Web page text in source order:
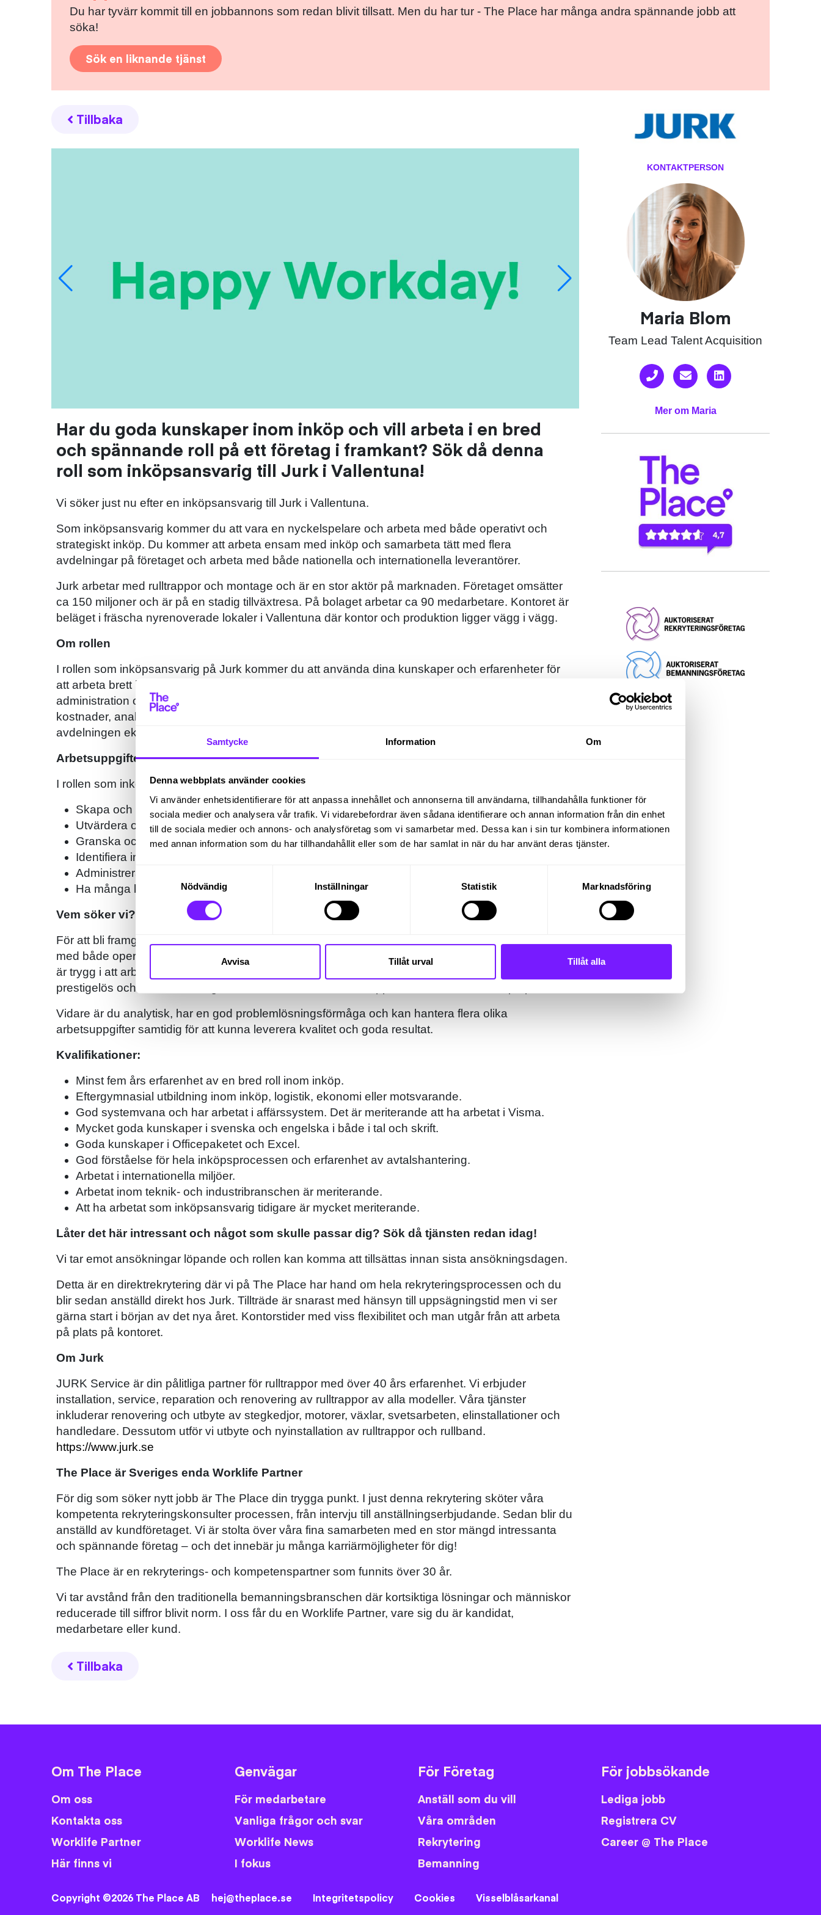
Samtycke Information Om
Denna webbplats använder cookies
Vi använder enhetsidentifierare för att anpassa innehållet och annonserna till användarna, tillhandahålla funktioner för
sociala medier och analysera vår trafik. Vi vidarebefordrar även sådana identifierare och annan information från din enhet
till de sociala medier och annons- och analysföretag som vi samarbetar med. Dessa kan i sin tur kombinera informationen
med annan information som du har tillhandahållit eller som de har samlat in när du har använt deras tjänster.
Nödvändig
Inställningar Statistik Marknadsföring
Avvisa Tillåt urval Tillåt alla
Du har tyvärr kommit till en jobbannons som redan blivit tillsatt. Men du har tur - The Place har många andra spännande jobb att
söka!
Sök en liknande tjänst
Tillbaka
Har du goda kunskaper inom inköp och vill arbeta i en bred
och spännande roll på ett företag i framkant? Sök då denna
roll som inköpsansvarig till Jurk i Vallentuna!
Vi söker just nu efter en inköpsansvarig till Jurk i Vallentuna.
Som inköpsansvarig kommer du att vara en nyckelspelare och arbeta med både operativt och
strategiskt inköp. Du kommer att arbeta ensam med inköp och samarbeta tätt med flera
avdelningar på företaget och arbeta med både nationella och internationella leverantörer.
Jurk arbetar med rulltrappor och montage och är en stor aktör på marknaden. Företaget omsätter
ca 150 miljoner och är på en stadig tillväxtresa. På bolaget arbetar ca 90 medarbetare. Kontoret är
beläget i fräscha nyrenoverade lokaler i Vallentuna där kontor och produktion ligger vägg i vägg.
Om rollen
I rollen som inköpsansvarig på Jurk kommer du att använda dina kunskaper och erfarenheter för
att arbeta brett inom inköpsområdet. Du kommer att arbeta operativt med inköpsordrar och
administration och strategiskt med förhandlingar, avtal, leverantörskontakter, prissättning,
kostnader, analyser, utvärdering och att sätta strategier och rutiner framåt. Du kommer att tillhöra
avdelningen ekonomi och rapportera till CFO. Företaget arbetar i affärssystemet Visma.
Arbetsuppgifter
I rollen som inköpsansvarig på Jurk kommer du att:
Skapa och genomföra inköpsstrategier för effektiva och kostnadseffektiva inköp.
Utvärdera och förhandla avtal med befintliga leverantörer samt leta nya.
Granska och utvärdera kvalitet och krav på leverantörer.
Identifiera inköpsbehov i samarbete med andra avdelningar.
Administrera och uppdatera inköpsordrar.
Ha många kontaktytor både internt och externt.
Vem söker vi?
För att bli framgångsrik i rollen tror vi att du har flera års erfarenhet av att ha arbetat brett inom inköp
med både operativa och strategiska uppgifter och har en god förståelse för hela inköpskedjan. Du
är trygg i att arbeta självständigt och att sätta upp processer och rutiner. Du är självgående,
prestigelös och samarbetsvillig och är inte rädd för att kavla upp ärmarna när du stöter på patrull.
Vidare är du analytisk, har en god problemlösningsförmåga och kan hantera flera olika
arbetsuppgifter samtidig för att kunna leverera kvalitet och goda resultat.
Kvalifikationer:
Minst fem års erfarenhet av en bred roll inom inköp.
Eftergymnasial utbildning inom inköp, logistik, ekonomi eller motsvarande.
God systemvana och har arbetat i affärssystem. Det är meriterande att ha arbetat i Visma.
Mycket goda kunskaper i svenska och engelska i både i tal och skrift.
Goda kunskaper i Officepaketet och Excel.
God förståelse för hela inköpsprocessen och erfarenhet av avtalshantering.
Arbetat i internationella miljöer.
Arbetat inom teknik- och industribranschen är meriterande.
Att ha arbetat som inköpsansvarig tidigare är mycket meriterande.
Låter det här intressant och något som skulle passar dig? Sök då tjänsten redan idag!
Vi tar emot ansökningar löpande och rollen kan komma att tillsättas innan sista ansökningsdagen.
Detta är en direktrekrytering där vi på The Place har hand om hela rekryteringsprocessen och du
blir sedan anställd direkt hos Jurk. Tillträde är snarast med hänsyn till uppsägningstid men vi ser
gärna start i början av det nya året. Kontorstider med viss flexibilitet och man utgår från att arbeta
på plats på kontoret.
Om Jurk
JURK Service är din pålitliga partner för rulltrappor med över 40 års erfarenhet. Vi erbjuder
installation, service, reparation och renovering av rulltrappor av alla modeller. Våra tjänster
inkluderar renovering och utbyte av stegkedjor, motorer, växlar, svetsarbeten, elinstallationer och
handledare. Dessutom utför vi utbyte och nyinstallation av rulltrappor och rullband.
https://www.jurk.se
The Place är Sveriges enda Worklife Partner
För dig som söker nytt jobb är The Place din trygga punkt. I just denna rekrytering sköter våra
kompetenta rekryteringskonsulter processen, från intervju till anställningserbjudande. Sedan blir du
anställd av kundföretaget. Vi är stolta över våra fina samarbeten med en stor mängd intressanta
och spännande företag – och det innebär ju många karriärmöjligheter för dig!
The Place är en rekryterings- och kompetenspartner som funnits över 30 år.
Vi tar avstånd från den traditionella bemanningsbranschen där kortsiktiga lösningar och människor
reducerade till siffror blivit norm. I oss får du en Worklife Partner, vare sig du är kandidat,
medarbetare eller kund.
Tillbaka
KONTAKTPERSON
Maria Blom
Team Lead Talent Acquisition
Mer om Maria
Om The Place
Om oss
Kontakta oss
Worklife Partner
Här finns vi
Genvägar
För medarbetare
Vanliga frågor och svar
Worklife News
I fokus
För Företag
Anställ som du vill
Våra områden
Rekrytering
Bemanning
För jobbsökande
Lediga jobb
Registrera CV
Career @ The Place
Copyright ©2026 The Place AB hej@theplace.se Integritetspolicy Cookies Visselblåsarkanal